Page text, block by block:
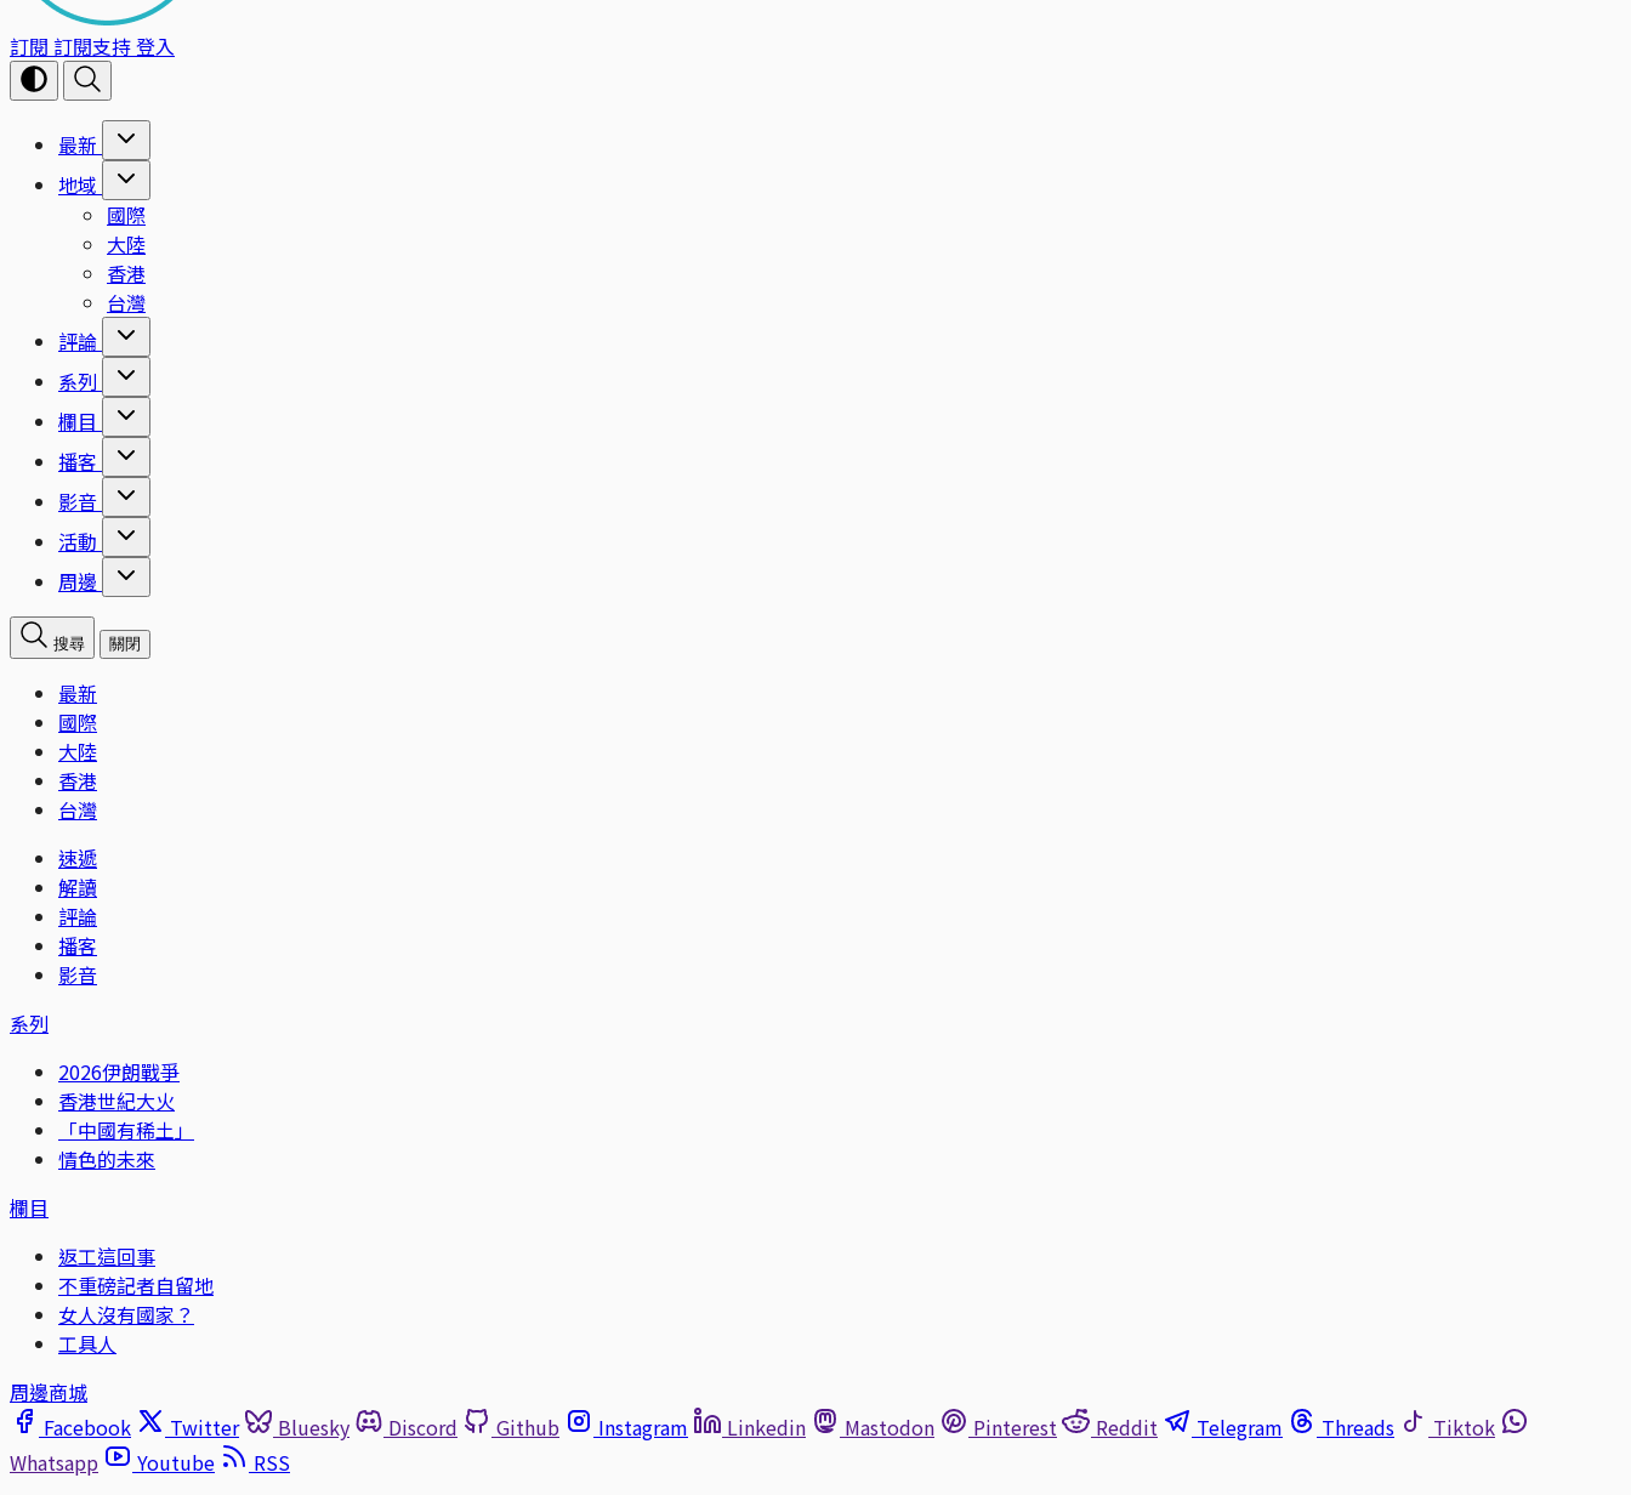
訂閱 訂閱支持登入
最新
地域
國際
大陸
香港
台灣
評論
系列
欄目
播客
影音
活動
周邊
搜尋 關閉
最新
國際
大陸
香港
台灣
速遞
解讀
評論
播客
影音
系列
2026伊朗戰爭
香港世紀大火
「中國有稀土」
情色的未來
欄目
返工這回事
不重磅記者自留地
女人沒有國家？
工具人
周邊商城
Facebook
Twitter Bluesky Discord Github Instagram Linkedin Mastodon Pinterest Reddit Telegram Threads
Tiktok
Whatsapp
Youtube RSS